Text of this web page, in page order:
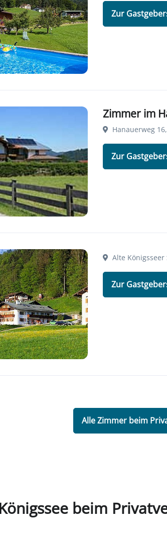
Zur
Zimmer im
Hanauerweg
Zur
Alte Königsseer
Zur
Alle Zimmer beim
beim